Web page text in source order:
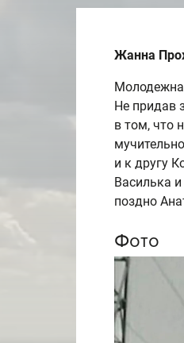
Жанна
Не придав
в том, что
и к другу
Василька
поздно
Фото